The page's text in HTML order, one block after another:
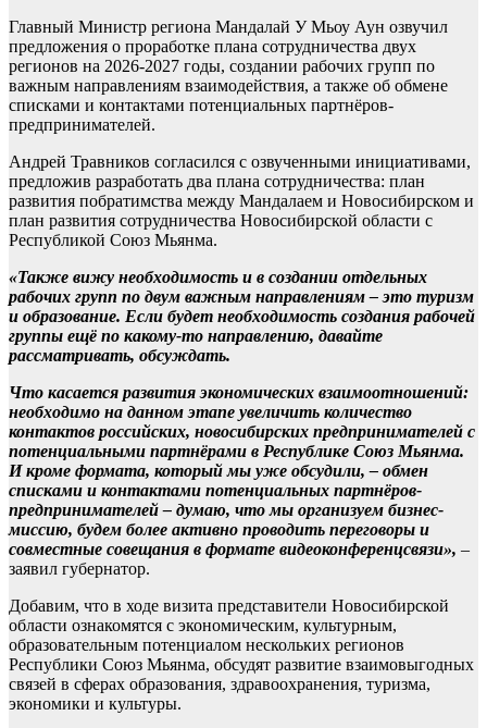
Главный Министр региона Мандалай У Мьоу Аун озвучил
предложения о проработке плана сотрудничества двух
регионов на 2026-2027 годы, создании рабочих групп по
важным направлениям взаимодействия, а также об обмене
списками и контактами потенциальных партнёров-
предпринимателей.
Андрей Травников согласился с озвученными инициативами,
предложив разработать два плана сотрудничества: план
развития побратимства между Мандалаем и Новосибирском и
план развития сотрудничества Новосибирской области с
Республикой Союз Мьянма.
«Также вижу необходимость и в создании отдельных
рабочих групп по двум важным направлениям – это туризм
и образование. Если будет необходимость создания рабочей
группы ещё по какому-то направлению, давайте
рассматривать, обсуждать.
Что касается развития экономических взаимоотношений:
необходимо на данном этапе увеличить количество
контактов российских, новосибирских предпринимателей с
потенциальными партнёрами в Республике Союз Мьянма.
И кроме формата, который мы уже обсудили, – обмен
списками и контактами потенциальных партнёров-
предпринимателей – думаю, что мы организуем бизнес-
миссию, будем более активно проводить переговоры и
совместные совещания в формате видеоконференцсвязи», –
заявил губернатор.
Добавим, что в ходе визита представители Новосибирской
области ознакомятся с экономическим, культурным,
образовательным потенциалом нескольких регионов
Республики Союз Мьянма, обсудят развитие взаимовыгодных
связей в сферах образования, здравоохранения, туризма,
экономики и культуры.